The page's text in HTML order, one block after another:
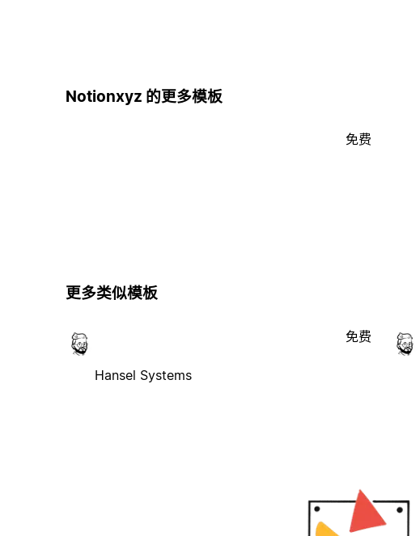
Notionxyz 的更多模板
免费
更多类似模板
Hansel Systems
免费